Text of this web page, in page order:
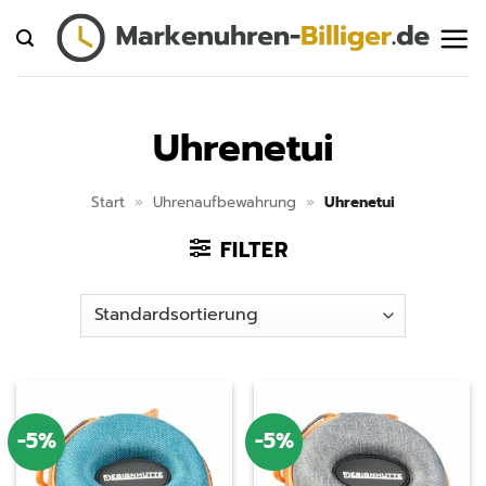
Inhalt
springen
Uhrenetui
Start » Uhrenaufbewahrung » Uhrenetui
FILTER
-5% -5%